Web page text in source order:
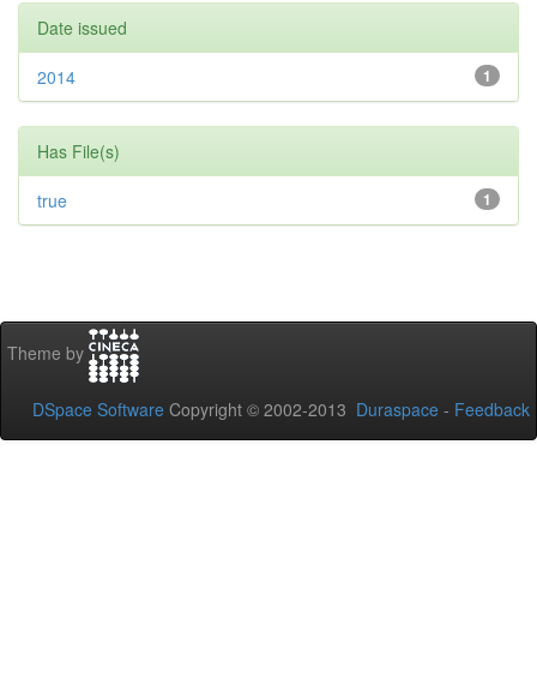
Date issued
1
2014
Has File(s)
1
true
Theme by
DSpace Software Copyright © 2002-2013 Duraspace - Feedback